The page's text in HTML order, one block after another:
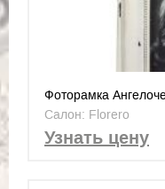
Фоторамка
Салон: Florero
Узнать цену